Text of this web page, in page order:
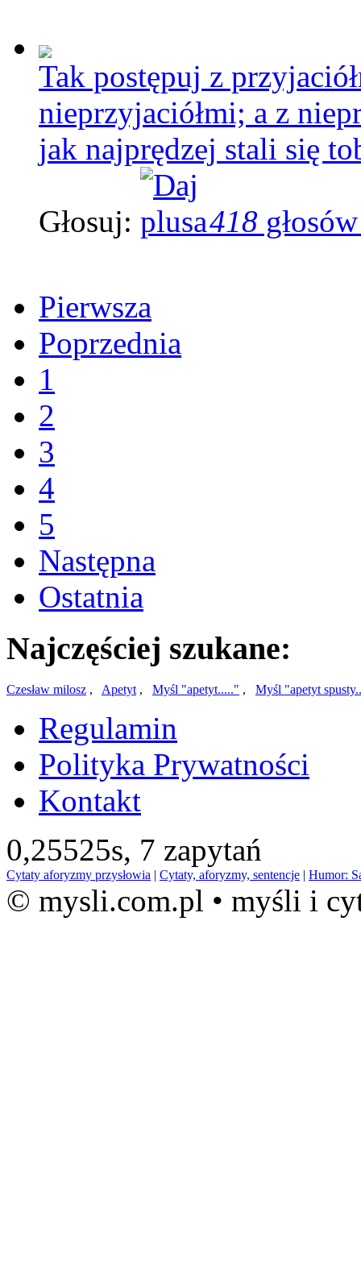
Tak postępuj z
nieprzyjaciółmi; a z
jak najprędzej stali się
Głosuj: 418
Pierwsza
Poprzednia
1
2
3
4
5
Następna
Ostatnia
Najczęściej szukane:
Czesław milosz , Apetyt , Myśl "apetyt....." , Myśl "apetyt
Regulamin
Polityka Prywatności
Kontakt
0,25525s, 7 zapytań
Cytaty aforyzmy przysłowia | Cytaty, aforyzmy, sentencje | Humor:
© mysli.com.pl • myśli i